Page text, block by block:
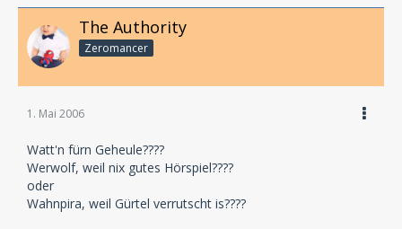
The Authority
Zeromancer
1. Mai 2006
Watt'n fürn Geheule????
Werwolf, weil nix gutes Hörspiel????
oder
Wahnpira, weil Gürtel verrutscht is????